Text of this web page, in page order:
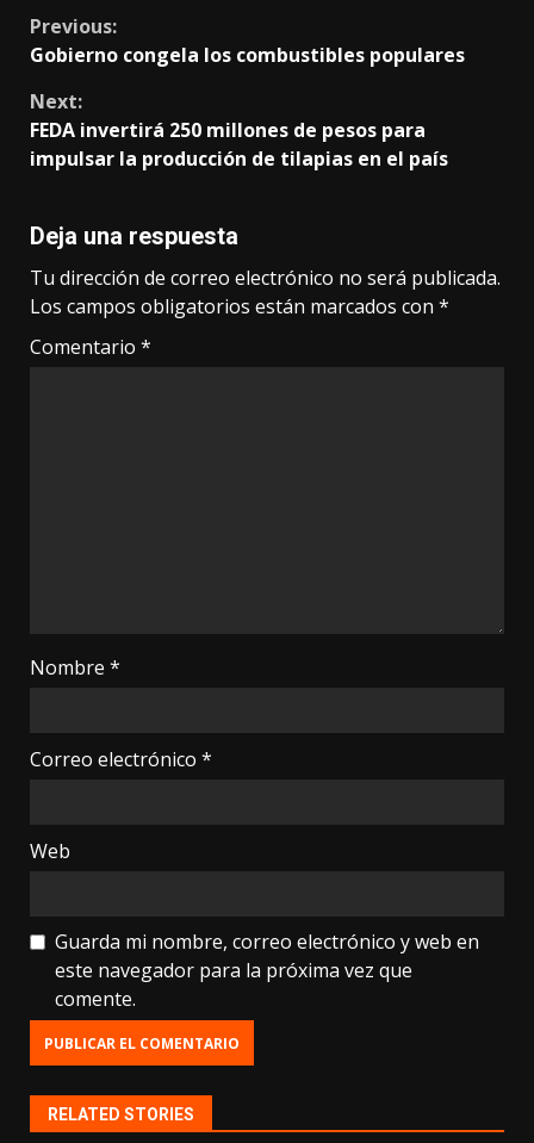
Continue
Reading
Previous:
Gobierno congela los combustibles populares
Next:
FEDA invertirá 250 millones de pesos para
impulsar la producción de tilapias en el país
Deja una respuesta
Tu dirección de correo electrónico no será publicada.
Los campos obligatorios están marcados con *
Comentario *
Nombre *
Correo electrónico *
Web
Guarda mi nombre, correo electrónico y web en
este navegador para la próxima vez que
comente.
RELATED STORIES